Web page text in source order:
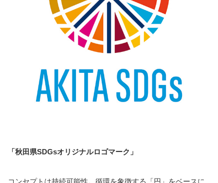
「秋田県SDGsオリジナルロゴマーク」
コンセプトは持続可能性。循環を象徴する「円」をベースに